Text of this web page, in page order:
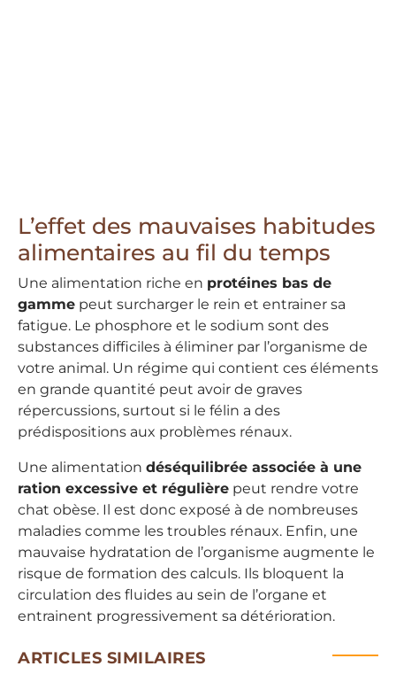
L’effet des mauvaises habitudes
alimentaires au fil du temps
Une alimentation riche en protéines bas de
gamme peut surcharger le rein et entrainer sa
fatigue. Le phosphore et le sodium sont des
substances difficiles à éliminer par l’organisme de
votre animal. Un régime qui contient ces éléments
en grande quantité peut avoir de graves
répercussions, surtout si le félin a des
prédispositions aux problèmes rénaux.
Une alimentation déséquilibrée associée à une
ration excessive et régulière peut rendre votre
chat obèse. Il est donc exposé à de nombreuses
maladies comme les troubles rénaux. Enfin, une
mauvaise hydratation de l’organisme augmente le
risque de formation des calculs. Ils bloquent la
circulation des fluides au sein de l’organe et
entrainent progressivement sa détérioration.
ARTICLES SIMILAIRES